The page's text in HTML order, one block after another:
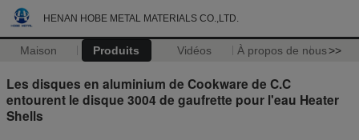
HENAN HOBE METAL MATERIALS CO.,LTD.
Maison Produits Vidéos À propos de nous>>
Les disques en aluminium de Cookware de C.C
entourent le disque 3004 de gaufrette pour l'eau Heater
Shells